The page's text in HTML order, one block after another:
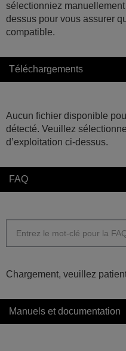
sélectionniez
dessus pour vous assurer
compatible.
Téléchargements
Aucun fichier disponible
détecté. Veuillez
d’exploitation ci-dessus.
FAQ
Chargement, veuillez
Manuels et documentation